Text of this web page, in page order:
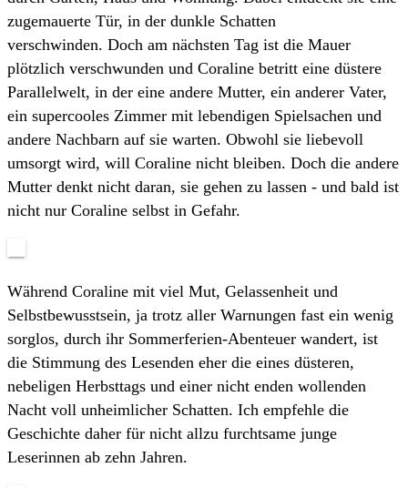
zugemauerte Tür, in der dunkle Schatten
verschwinden. Doch am nächsten Tag ist die Mauer
plötzlich verschwunden und Coraline betritt eine düstere
Parallelwelt, in der eine andere Mutter, ein anderer Vater,
ein supercooles Zimmer mit lebendigen Spielsachen und
andere Nachbarn auf sie warten. Obwohl sie liebevoll
umsorgt wird, will Coraline nicht bleiben. Doch die andere
Mutter denkt nicht daran, sie gehen zu lassen - und bald ist
nicht nur Coraline selbst in Gefahr.
Während Coraline mit viel Mut, Gelassenheit und
Selbstbewusstsein, ja trotz aller Warnungen fast ein wenig
sorglos, durch ihr Sommerferien-Abenteuer wandert, ist
die Stimmung des Lesenden eher die eines düsteren,
nebeligen Herbsttags und einer nicht enden wollenden
Nacht voll unheimlicher Schatten. Ich empfehle die
Geschichte daher für nicht allzu furchtsame junge
Leserinnen ab zehn Jahren.